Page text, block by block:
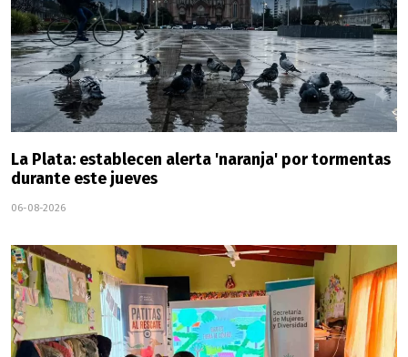
La Plata: establecen alerta 'naranja' por tormentas
durante este jueves
06-08-2026